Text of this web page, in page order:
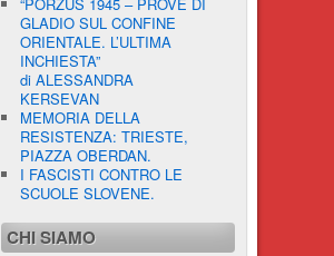
GLADIO SUL CONFINE
ORIENTALE. L’ULTIMA
INCHIESTA”
di ALESSANDRA
KERSEVAN
MEMORIA DELLA
RESISTENZA: TRIESTE,
PIAZZA OBERDAN.
I FASCISTI CONTRO LE
SCUOLE SLOVENE.
CHI SIAMO